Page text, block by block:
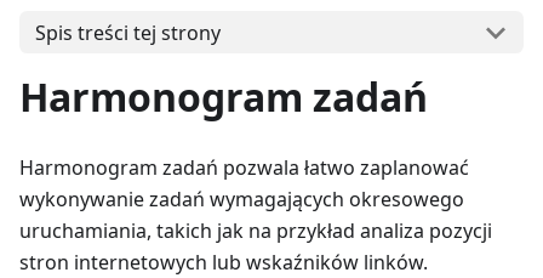
Spis treści tej strony
Harmonogram zadań
Harmonogram zadań pozwala łatwo zaplanować
wykonywanie zadań wymagających okresowego
uruchamiania, takich jak na przykład analiza pozycji
stron internetowych lub wskaźników linków.